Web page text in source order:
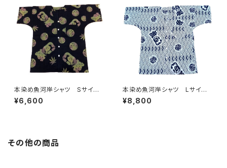
シャツ 焼津 浜通り 港町
本染め魚河岸シャツ Sサイ
ズ 認定証付き 木綿晒 麻の
葉柄 黒×迷彩カモ 日本製
¥6,600
本染め魚河岸シャツ Lサイ
ズ 認定証付き 木綿晒 菱青
海波×伝統魚河岸柄 白×紺
¥8,800
その他の商品